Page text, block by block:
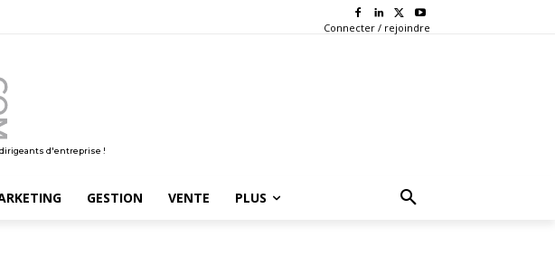
Connecter / rejoindre
d'entreprise !
GESTION VENTE PLUS